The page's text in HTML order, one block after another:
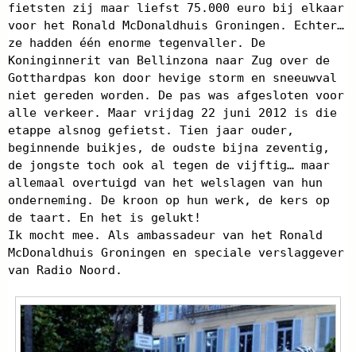
Links
Contact
fietsten zij maar liefst 75.000 euro bij elkaar
voor het Ronald McDonaldhuis Groningen. Echter…
ze hadden één enorme tegenvaller. De
Koninginnerit van Bellinzona naar Zug over de
Gotthardpas kon door hevige storm en sneeuwval
niet gereden worden. De pas was afgesloten voor
alle verkeer. Maar vrijdag 22 juni 2012 is die
etappe alsnog gefietst. Tien jaar ouder,
beginnende buikjes, de oudste bijna zeventig,
de jongste toch ook al tegen de vijftig… maar
allemaal overtuigd van het welslagen van hun
onderneming. De kroon op hun werk, de kers op
de taart. En het is gelukt!
Ik mocht mee. Als ambassadeur van het Ronald
McDonaldhuis Groningen en speciale verslaggever
van Radio Noord.